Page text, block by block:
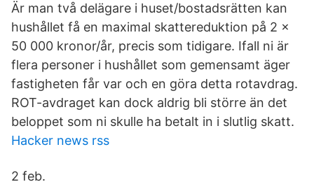
Är man två delägare i huset/bostadsrätten kan
hushållet få en maximal skattereduktion på 2 x
50 000 kronor/år, precis som tidigare. Ifall ni är
flera personer i hushållet som gemensamt äger
fastigheten får var och en göra detta rotavdrag.
ROT-avdraget kan dock aldrig bli större än det
beloppet som ni skulle ha betalt in i slutlig skatt.
Hacker news rss
2 feb.